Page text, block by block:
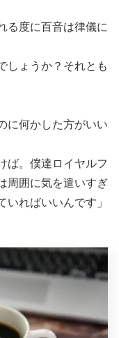
る度に百音は律儀に
しょうか？それとも
に何かした方がいい
ば。僕達ロイヤルフ
周囲に気を遣いすぎ
ればいいんです」